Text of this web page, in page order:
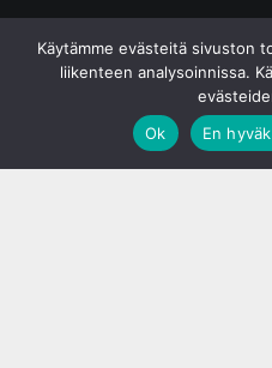
Käytämme evästeitä sivuston
liikenteen analysoinnissa.
Ok
En